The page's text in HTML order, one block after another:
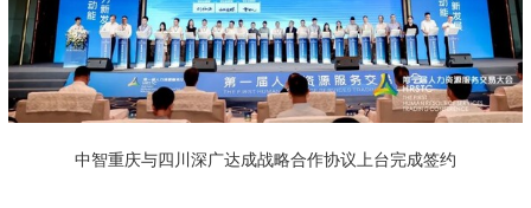
中智重庆与四川深广达成战略合作协议上台完成签约